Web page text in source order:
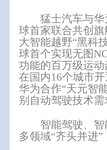
猛士汽车与
球首家联合共创
大智能越野“黑科
球首个实现无图
功能的百万级运
在国内16个城市
华为合作“天元智
别自动驾驶技术
智能驾驶、
多领域“齐头并进”